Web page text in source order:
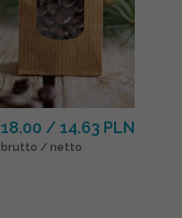
18.00 / 14.63 PLN
brutto / netto